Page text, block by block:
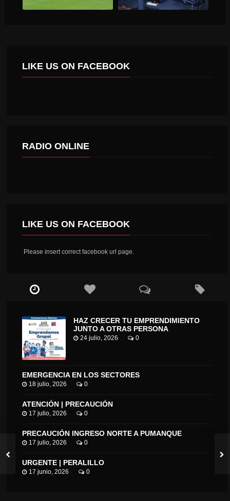
LIKE US ON FACEBOOK
RADIO ONLINE
LIKE US ON FACEBOOK
Please insert correct facebook url page.
HAZ CRECER TU EMPRENDIMIENTO
JUNTO A OTRAS PERSONA
24 julio, 2026 0
EMERGENCIA EN LOS SECTORES
18 julio, 2026 0
ATENCIÓN | PRECAUCIÓN
17 julio, 2026 0
PRECAUCIÓN INGRESO NORTE A PUMANQUE
17 julio, 2026 0
URGENTE | PERALILLO
17 junio, 2026 0